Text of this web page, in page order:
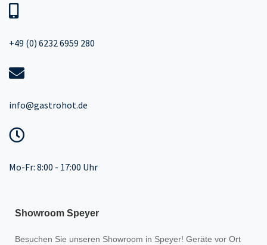
+49 (0) 6232 6959 280
info@gastrohot.de
Mo-Fr: 8:00 - 17:00 Uhr
Showroom Speyer
Besuchen Sie unseren Showroom in Speyer! Geräte vor Ort